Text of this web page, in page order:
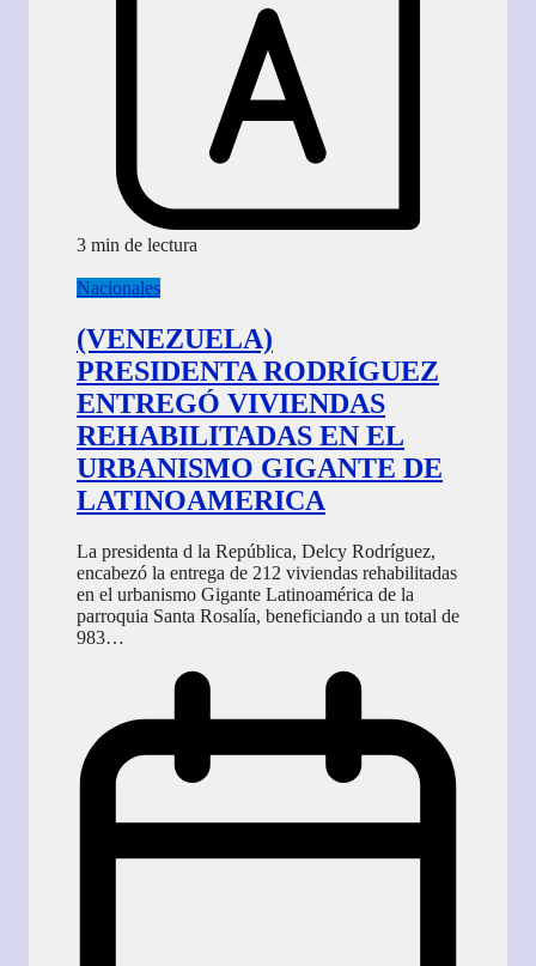
3 min de lectura
Nacionales
(VENEZUELA)
PRESIDENTA RODRÍGUEZ
ENTREGÓ VIVIENDAS
REHABILITADAS EN EL
URBANISMO GIGANTE DE
LATINOAMERICA
La presidenta d la República, Delcy Rodríguez,
encabezó la entrega de 212 viviendas rehabilitadas
en el urbanismo Gigante Latinoamérica de la
parroquia Santa Rosalía, beneficiando a un total de
983…